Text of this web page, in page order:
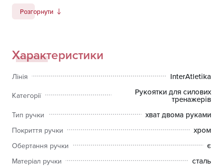
Розгорнути
Характеристики
Лінія InterAtletika
Категорії Рукоятки для силових
тренажерів
Тип ручки хват двома руками
Покриття ручки хром
Обертання ручки є
Матеріал ручки сталь